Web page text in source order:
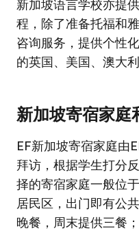
新加坡语言学校亦提
程，除了准备托福和
咨询服务，提供个性
的英国、美国、澳大
新加坡寄宿家庭
EF新加坡寄宿家庭由
拜访，根据学生打分
择的寄宿家庭一般位
居民区，出门即有公
晚餐，周末提供三餐